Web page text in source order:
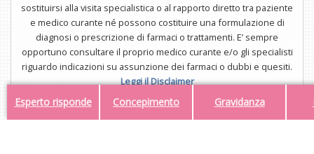
Esperto risponde Concepimento Gravidanza
sostituirsi alla visita specialistica o al rapporto diretto tra paziente
e medico curante né possono costituire una formulazione di
diagnosi o prescrizione di farmaci o trattamenti. E’ sempre
opportuno consultare il proprio medico curante e/o gli specialisti
riguardo indicazioni su assunzione dei farmaci o dubbi e quesiti.
Leggi il Disclaimer
UNISTAR Srl - Corso di Porta Nuova 3/A, 20121, Milano - P.IVA